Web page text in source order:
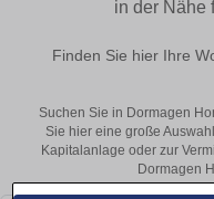
in der Nähe
Finden Sie hier Ihre
Suchen Sie in Dormagen
Sie hier eine große
Kapitalanlage oder zur
Dormagen